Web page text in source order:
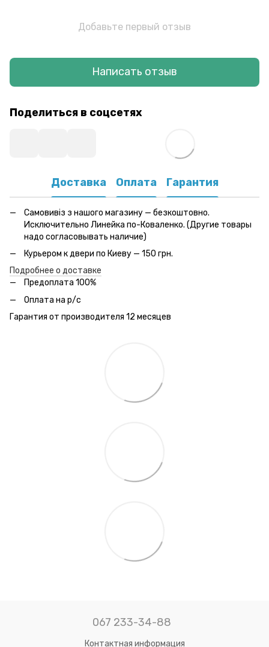
Добавьте первый отзыв
Написать отзыв
Поделиться в соцсетях
Доставка Оплата Гарантия
Самовивіз з нашого магазину — безкоштовно.
Исключительно Линейка по-Коваленко. (Другие товары
надо согласовывать наличие)
Курьером к двери по Киеву — 150 грн.
Подробнее о доставке
Предоплата 100%
Оплата на р/с
Гарантия от производителя 12 месяцев
067 233-34-88
Контактная информация